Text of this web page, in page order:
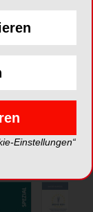
und
Einstellungen“